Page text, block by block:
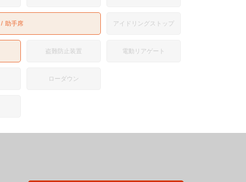
助手席 アイドリングストップ
盗難防止装置 電動リアゲート
ローダウン